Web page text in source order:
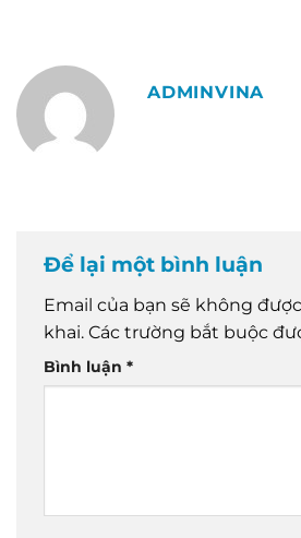
ADMINVINA
Để lại một bình luận
Email của bạn sẽ không
khai. Các trường bắt buộc
Bình luận *